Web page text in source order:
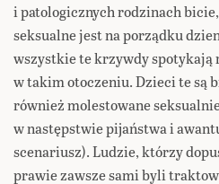
i patologicznych rodzinach
seksualne jest na porządku
wszystkie te krzywdy spotykają
w takim otoczeniu. Dzieci te są
również molestowane
w następstwie pijaństwa i
scenariusz). Ludzie, którzy
prawie zawsze sami byli